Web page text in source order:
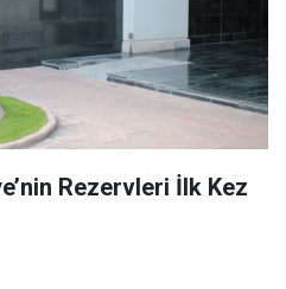
Rezervleri İlk Kez